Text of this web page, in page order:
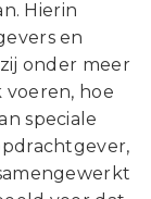
Hierin
en
onder meer
hoe
speciale